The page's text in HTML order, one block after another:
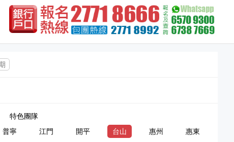
特色團隊
普寧 江門 開平 台山 惠州
惠東